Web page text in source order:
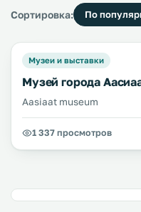
Сортировка: По
Музеи и выставки
Музей города
Aasiaat museum
1 337 просмотров